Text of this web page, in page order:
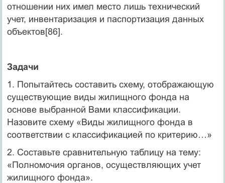
отношении них имел место лишь технический
учет, инвентаризация и паспортизация данных
объектов[86].
Задачи
1. Попытайтесь составить схему, отображающую
существующие виды жилищного фонда на
основе выбранной Вами классификации.
Назовите схему «Виды жилищного фонда в
соответствии с классификацией по критерию…»
2. Составьте сравнительную таблицу на тему:
«Полномочия органов, осуществляющих учет
жилищного фонда».